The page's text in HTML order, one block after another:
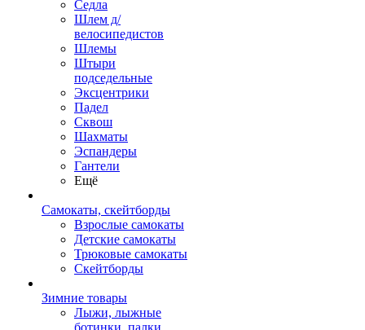
Седла
Шлем д/
велосипедистов
Шлемы
Штыри
подседельные
Эксцентрики
Падел
Сквош
Шахматы
Эспандеры
Гантели
Ещё
Самокаты, скейтборды
Взрослые самокаты
Детские самокаты
Трюковые самокаты
Скейтборды
Зимние товары
Лыжи, лыжные
ботинки, палки